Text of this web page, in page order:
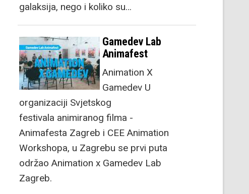
galaksija, nego i koliko su…
Gamedev Lab
Animafest
Animation X
Gamedev U
organizaciji Svjetskog
festivala animiranog filma -
Animafesta Zagreb i CEE Animation
Workshopa, u Zagrebu se prvi puta
održao Animation x Gamedev Lab
Zagreb.